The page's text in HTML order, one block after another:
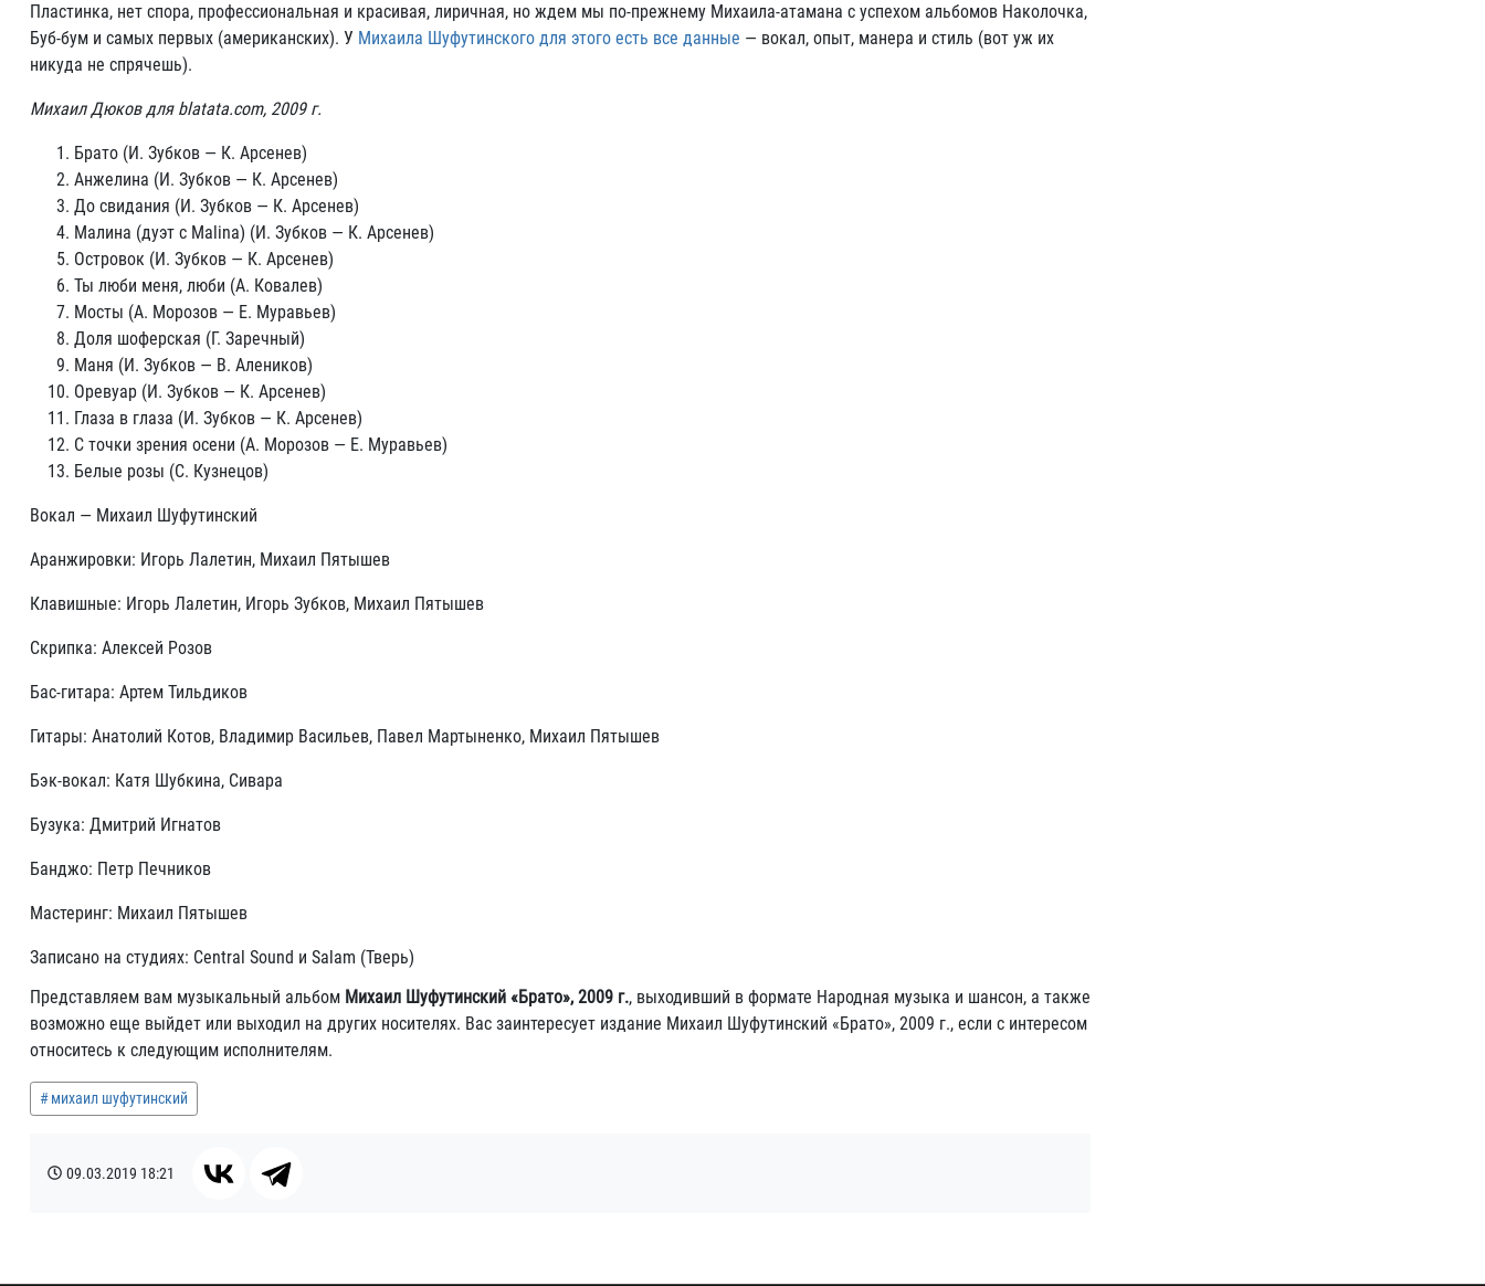
Пластинка, нет спора, профессиональная и красивая, лиричная, но ждем мы по-прежнему Михаила-атамана с успехом альбомов Наколочка,
Буб-бум и самых первых (американских). У Михаила Шуфутинского для этого есть все данные — вокал, опыт, манера и стиль (вот уж их
никуда не спрячешь).
Михаил Дюков для blatata.com, 2009 г.
Брато (И. Зубков — К. Арсенев)
Анжелина (И. Зубков — К. Арсенев)
До свидания (И. Зубков — К. Арсенев)
Малина (дуэт с Malina) (И. Зубков — К. Арсенев)
Островок (И. Зубков — К. Арсенев)
Ты люби меня, люби (А. Ковалев)
Мосты (А. Морозов — Е. Муравьев)
Доля шоферская (Г. Заречный)
Маня (И. Зубков — В. Алеников)
Оревуар (И. Зубков — К. Арсенев)
Глаза в глаза (И. Зубков — К. Арсенев)
С точки зрения осени (А. Морозов — Е. Муравьев)
Белые розы (С. Кузнецов)
Вокал — Михаил Шуфутинский
Аранжировки: Игорь Лалетин, Михаил Пятышев
Клавишные: Игорь Лалетин, Игорь Зубков, Михаил Пятышев
Скрипка: Алексей Розов
Бас-гитара: Артем Тильдиков
Гитары: Анатолий Котов, Владимир Васильев, Павел Мартыненко, Михаил Пятышев
Бэк-вокал: Катя Шубкина, Сивара
Бузука: Дмитрий Игнатов
Банджо: Петр Печников
Мастеринг: Михаил Пятышев
Записано на студиях: Central Sound и Salam (Тверь)
Представляем вам музыкальный альбом Михаил Шуфутинский «Брато», 2009 г., выходивший в формате Народная музыка и шансон, а также
возможно еще выйдет или выходил на других носителях. Вас заинтересует издание Михаил Шуфутинский «Брато», 2009 г., если с интересом
относитесь к следующим исполнителям.
михаил шуфутинский
09.03.2019 18:21